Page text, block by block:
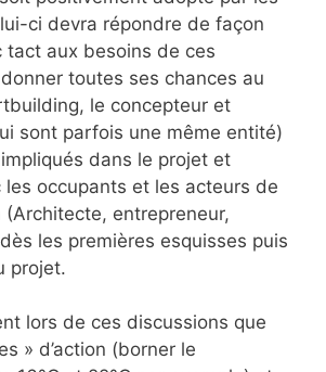
ci devra répondre de façon
tact aux besoins de ces
toutes ses chances au
le concepteur et
sont parfois une même entité)
dans le projet et
les occupants et les acteurs de
entrepreneur,
les premières esquisses puis
projet.
lors de ces discussions que
» d’action (borner le